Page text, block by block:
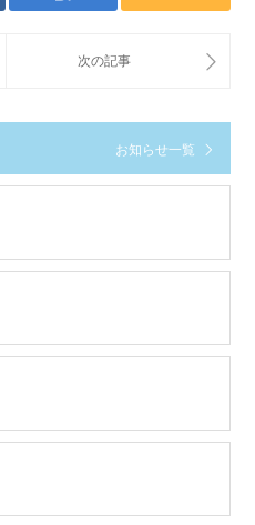
お知らせ一覧